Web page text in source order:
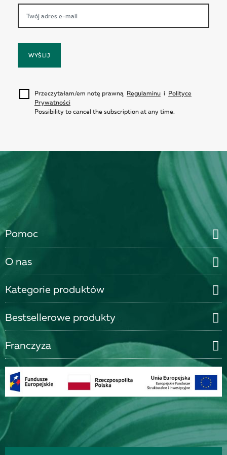
WYŚLIJ
Przeczytałam/em notę prawną Regulaminu i Polityce
Prywatności
Possibility to cancel the subscription at any time.
Pomoc
O nas
Kategorie produktów
Bestsellerowe produkty
Franczyza